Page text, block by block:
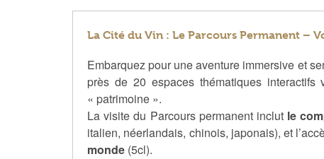
La Cité du Vin : Le Parcours Permanent –
Embarquez pour une aventure immersive et
près de 20 espaces thématiques
« patrimoine ».
La visite du Parcours permanent inclut le
italien, néerlandais, chinois, japonais), et
monde (5cl).